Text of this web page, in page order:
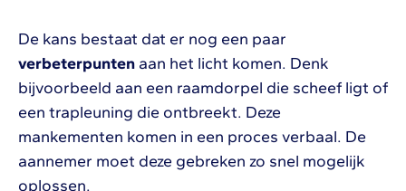
De kans bestaat dat er nog een paar
verbeterpunten aan het licht komen. Denk
bijvoorbeeld aan een raamdorpel die scheef ligt of
een trapleuning die ontbreekt. Deze
mankementen komen in een proces verbaal. De
aannemer moet deze gebreken zo snel mogelijk
oplossen.